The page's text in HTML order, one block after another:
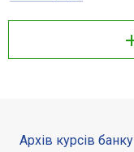
Архів курсів банку